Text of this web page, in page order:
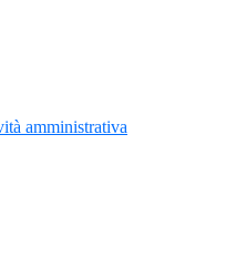
amministrativa